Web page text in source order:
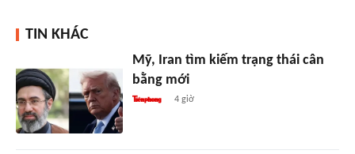
TIN KHÁC
Mỹ, Iran tìm kiếm trạng thái cân
bằng mới
4 giờ